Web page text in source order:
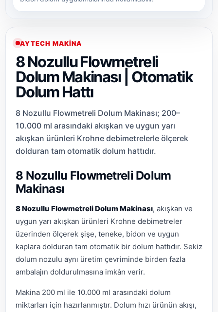
AYTECH MAKINA
8 Nozullu Flowmetreli
Dolum Makinası | Otomatik
Dolum Hattı
8 Nozullu Flowmetreli Dolum Makinası; 200–
10.000 ml arasındaki akışkan ve uygun yarı
akışkan ürünleri Krohne debimetrelerle ölçerek
dolduran tam otomatik dolum hattıdır.
8 Nozullu Flowmetreli Dolum
Makinası
8 Nozullu Flowmetreli Dolum Makinası, akışkan ve
uygun yarı akışkan ürünleri Krohne debimetreler
üzerinden ölçerek şişe, teneke, bidon ve uygun
kaplara dolduran tam otomatik bir dolum hattıdır. Sekiz
dolum nozulu aynı üretim çevriminde birden fazla
ambalajın doldurulmasına imkân verir.
Makina 200 ml ile 10.000 ml arasındaki dolum
miktarları için hazırlanmıştır. Dolum hızı ürünün akışı,